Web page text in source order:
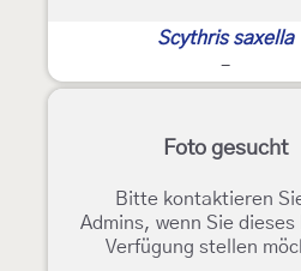
Scythris saxella
-
Foto gesucht
Bitte kontaktieren
Admins, wenn Sie dieses
Verfügung stellen